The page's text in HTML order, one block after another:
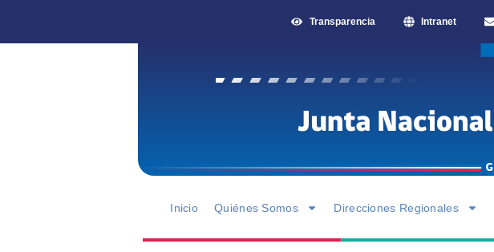
Transparencia Intranet
Inicio Quiénes Somos Direcciones Regionales